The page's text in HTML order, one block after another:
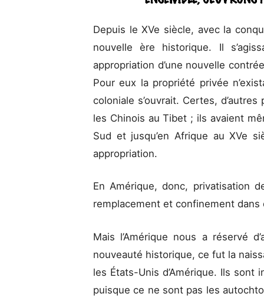
Depuis le XVe siècle, avec la
nouvelle ère historique. Il
appropriation d’une nouvelle
Pour eux la propriété privée
coloniale s’ouvrait. Certes,
les Chinois au Tibet ; ils avaient
Sud et jusqu’en Afrique au XVe
appropriation.
En Amérique, donc, privatisation
remplacement et confinement
Mais l’Amérique nous a réservé
nouveauté historique, ce fut la
les États-Unis d’Amérique. Ils sont
puisque ce ne sont pas les